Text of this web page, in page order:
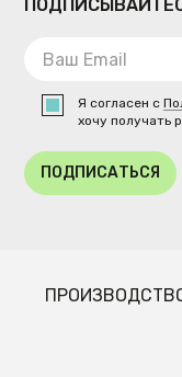
Я согласен с
хочу получать
ПОДПИСАТЬСЯ